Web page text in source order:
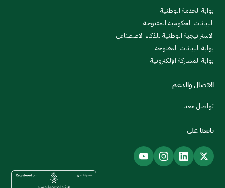
بوابة الخدمة الوطنية
البيانات الحكومية المفتوحة
الاستراتيجية الوطنية للذكاء الاصطناعي
بوابة البيانات المفتوحة
بوابة المشاركة الإلكترونية
الاتصال والدعم
تواصل معنا
تابعنا على